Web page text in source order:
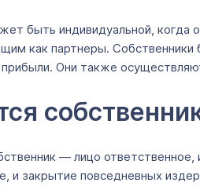
быть индивидуальной, когда
как партнеры.
Они также
— лицо
и закрытие повседневных